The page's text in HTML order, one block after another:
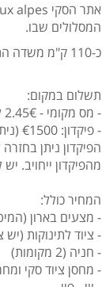
המסלולים שבו.
כ-110 ק"מ משדה התעופה של גרנובל
תשלום במקום:
- מס מקומי - 2.45€ לאדם מעל גיל 12
- פיקדון: €1500 (ניתן לחיוב בכרטיס אשראי או מזומן)
הפיקדון ניתן
מהפיקדון ייחויב.
המחיר כולל:
- מצעים בארון
- ציוד לתינוקות
- חניה (2 מקומות)
- מחסן ציוד סקי